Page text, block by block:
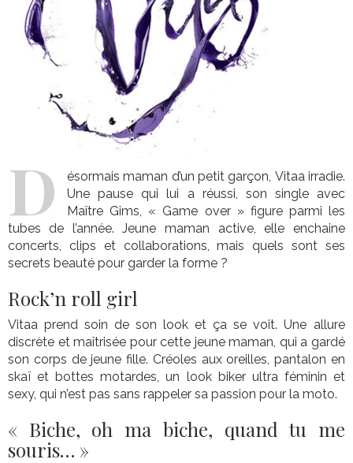
D
ésormais maman d’un petit garçon, Vitaa irradie.
Une pause qui lui a réussi, son single avec
Maître Gims, « Game over » figure parmi les
tubes de l’année. Jeune maman active, elle enchaine
concerts, clips et collaborations, mais quels sont ses
secrets beauté pour garder la forme ?
Rock’n roll girl
Vitaa prend soin de son look et ça se voit. Une allure
discrète et maîtrisée pour cette jeune maman, qui a gardé
son corps de jeune fille. Créoles aux oreilles, pantalon en
skaï et bottes motardes, un look biker ultra féminin et
sexy, qui n’est pas sans rappeler sa passion pour la moto.
« Biche, oh ma biche, quand tu me
souris… »